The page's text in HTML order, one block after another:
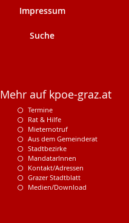
Impressum
Suche
Mehr auf kpoe-graz.at
Termine
Rat & Hilfe
Mieternotruf
Aus dem Gemeinderat
Stadtbezirke
MandatarInnen
Kontakt/Adressen
Grazer Stadtblatt
Medien/Download